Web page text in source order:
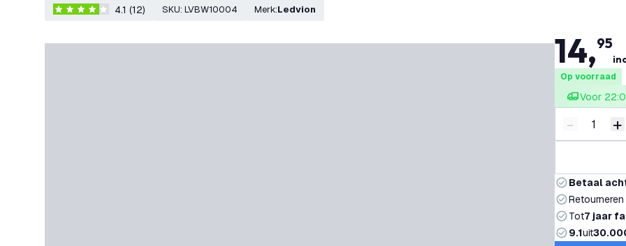
4.1 score sterren4.1 (12) SKU: LVBW10004 Merk: Ledvion
14,95
Op voorraad
Voor
Verminder
- +
Betaal
Tot7 jaar
9.1uit